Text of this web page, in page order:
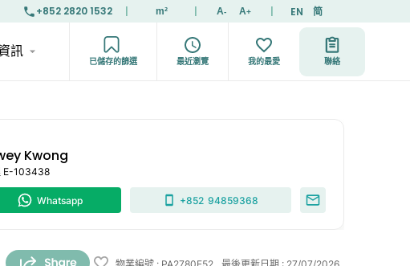
+852 2820 1532 m² A- A+ EN 简
訊
已儲存的篩選 最近瀏覽 我的最愛 聯絡
Kwong
E-103438
Whatsapp +852 94859368